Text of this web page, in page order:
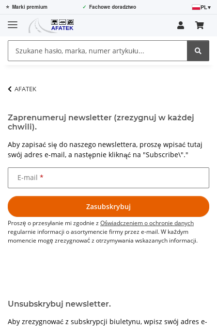
⭐ Marki premium ✓ Fachowe doradztwo PL▾
AFATEK
Zaprenumeruj newsletter (zrezygnuj w każdej
chwili).
Aby zapisać się do naszego newslettera, proszę wpisać tutaj
swój adres e-mail, a następnie kliknąć na "Subscribe\"."
E-mail
Zasubskrybuj
Proszę o przesyłanie mi zgodnie zOświadczeniem o ochronie danych
regularnie informacji o asortymencie firmy przez e-mail. W każdym
momencie mogę zrezygnować z otrzymywania wskazanych informacji.
Unsubskrybuj newsletter.
Aby zrezygnować z subskrypcji biuletynu, wpisz swój adres e-